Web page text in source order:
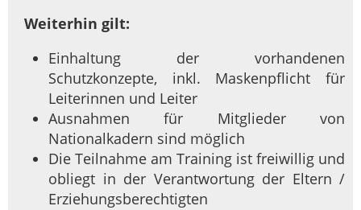
Weiterhin gilt:
Einhaltung der vorhandenen
Schutzkonzepte, inkl. Maskenpflicht für
Leiterinnen und Leiter
Ausnahmen für Mitglieder von
Nationalkadern sind möglich
Die Teilnahme am Training ist freiwillig und
obliegt in der Verantwortung der Eltern /
Erziehungsberechtigten